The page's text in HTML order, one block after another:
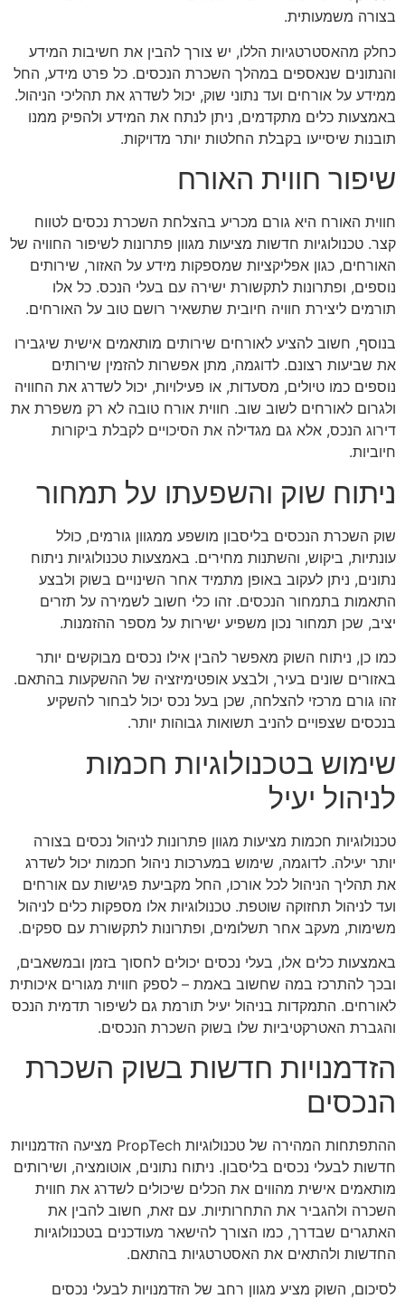
בצורה משמעותית.
כחלק מהאסטרטגיות הללו, יש צורך להבין את חשיבות המידע
והנתונים שנאספים במהלך השכרת הנכסים. כל פרט מידע, החל
ממידע על אורחים ועד נתוני שוק, יכול לשדרג את תהליכי הניהול.
באמצעות כלים מתקדמים, ניתן לנתח את המידע ולהפיק ממנו
תובנות שיסייעו בקבלת החלטות יותר מדויקות.
שיפור חווית האורח
חווית האורח היא גורם מכריע בהצלחת השכרת נכסים לטווח
קצר. טכנולוגיות חדשות מציעות מגוון פתרונות לשיפור החוויה של
האורחים, כגון אפליקציות שמספקות מידע על האזור, שירותים
נוספים, ופתרונות לתקשורת ישירה עם בעלי הנכס. כל אלו
תורמים ליצירת חוויה חיובית שתשאיר רושם טוב על האורחים.
בנוסף, חשוב להציע לאורחים שירותים מותאמים אישית שיגבירו
את שביעות רצונם. לדוגמה, מתן אפשרות להזמין שירותים
נוספים כמו טיולים, מסעדות, או פעילויות, יכול לשדרג את החוויה
ולגרום לאורחים לשוב שוב. חווית אורח טובה לא רק משפרת את
דירוג הנכס, אלא גם מגדילה את הסיכויים לקבלת ביקורות
חיוביות.
ניתוח שוק והשפעתו על תמחור
שוק השכרת הנכסים בליסבון מושפע ממגוון גורמים, כולל
עונתיות, ביקוש, והשתנות מחירים. באמצעות טכנולוגיות ניתוח
נתונים, ניתן לעקוב באופן מתמיד אחר השינויים בשוק ולבצע
התאמות בתמחור הנכסים. זהו כלי חשוב לשמירה על תזרים
יציב, שכן תמחור נכון משפיע ישירות על מספר ההזמנות.
כמו כן, ניתוח השוק מאפשר להבין אילו נכסים מבוקשים יותר
באזורים שונים בעיר, ולבצע אופטימיזציה של ההשקעות בהתאם.
זהו גורם מרכזי להצלחה, שכן בעל נכס יכול לבחור להשקיע
בנכסים שצפויים להניב תשואות גבוהות יותר.
שימוש בטכנולוגיות חכמות
לניהול יעיל
טכנולוגיות חכמות מציעות מגוון פתרונות לניהול נכסים בצורה
יותר יעילה. לדוגמה, שימוש במערכות ניהול חכמות יכול לשדרג
את תהליך הניהול לכל אורכו, החל מקביעת פגישות עם אורחים
ועד לניהול תחזוקה שוטפת. טכנולוגיות אלו מספקות כלים לניהול
משימות, מעקב אחר תשלומים, ופתרונות לתקשורת עם ספקים.
באמצעות כלים אלו, בעלי נכסים יכולים לחסוך בזמן ובמשאבים,
ובכך להתרכז במה שחשוב באמת – לספק חווית מגורים איכותית
לאורחים. התמקדות בניהול יעיל תורמת גם לשיפור תדמית הנכס
והגברת האטרקטיביות שלו בשוק השכרת הנכסים.
הזדמנויות חדשות בשוק השכרת
הנכסים
ההתפתחות המהירה של טכנולוגיות PropTech מציעה הזדמנויות
חדשות לבעלי נכסים בליסבון. ניתוח נתונים, אוטומציה, ושירותים
מותאמים אישית מהווים את הכלים שיכולים לשדרג את חווית
השכרה ולהגביר את התחרותיות. עם זאת, חשוב להבין את
האתגרים שבדרך, כמו הצורך להישאר מעודכנים בטכנולוגיות
החדשות ולהתאים את האסטרטגיות בהתאם.
לסיכום, השוק מציע מגוון רחב של הזדמנויות לבעלי נכסים